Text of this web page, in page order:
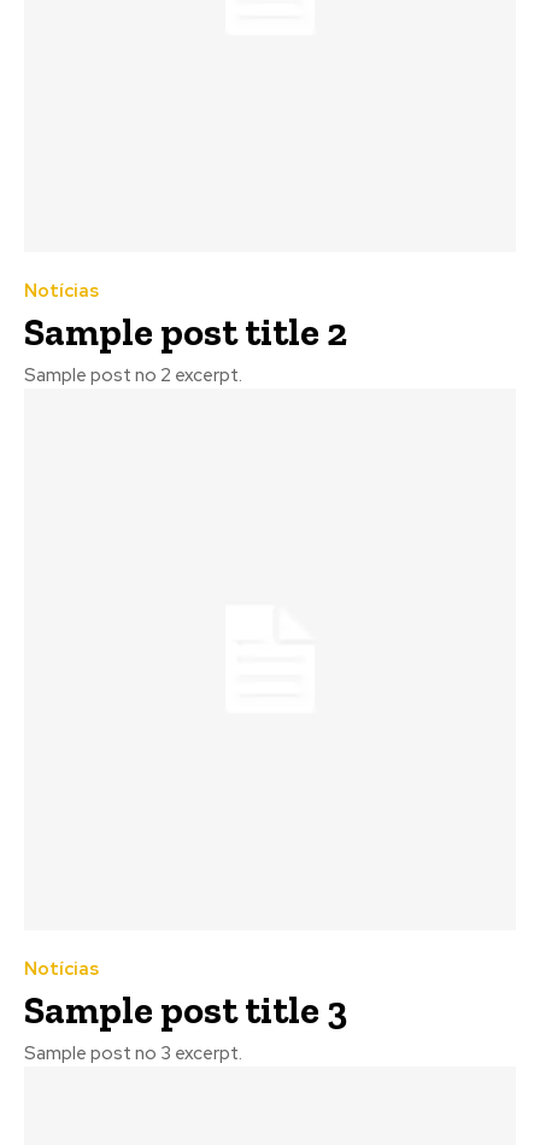
Notícias
Sample post title 2
Sample post no 2 excerpt.
Notícias
Sample post title 3
Sample post no 3 excerpt.